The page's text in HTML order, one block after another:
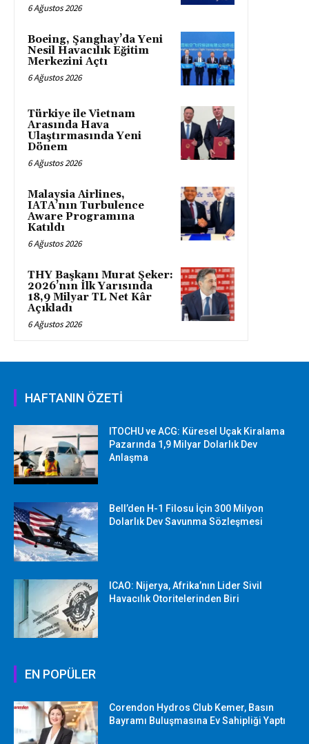
6 Ağustos 2026
Boeing, Şanghay’da Yeni
Nesil Havacılık Eğitim
Merkezini Açtı
6 Ağustos 2026
Türkiye ile Vietnam
Arasında Hava
Ulaştırmasında Yeni
Dönem
6 Ağustos 2026
Malaysia Airlines,
IATA’nın Turbulence
Aware Programına
Katıldı
6 Ağustos 2026
THY Başkanı Murat Şeker:
2026’nın İlk Yarısında
18,9 Milyar TL Net Kâr
Açıkladı
6 Ağustos 2026
HAFTANIN ÖZETİ
ITOCHU ve ACG: Küresel Uçak Kiralama
Pazarında 1,9 Milyar Dolarlık Dev
Anlaşma
Bell’den H-1 Filosu İçin 300 Milyon
Dolarlık Dev Savunma Sözleşmesi
ICAO: Nijerya, Afrika’nın Lider Sivil
Havacılık Otoritelerinden Biri
EN POPÜLER
Corendon Hydros Club Kemer, Basın
Bayramı Buluşmasına Ev Sahipliği Yaptı